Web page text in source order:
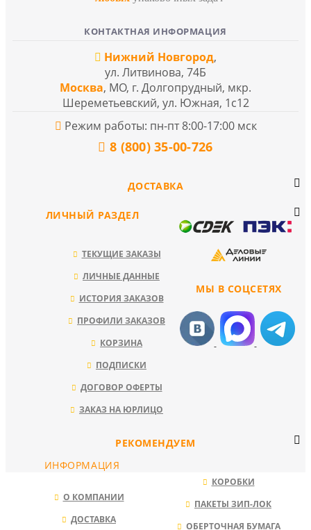
КОНТАКТНАЯ ИНФОРМАЦИЯ
Нижний Новгород,
ул. Литвинова, 74Б
Москва, МО, г. Долгопрудный, мкр.
Шереметьевский, ул. Южная, 1с12
Режим работы: пн-пт 8:00-17:00 мск
8 (800) 35-00-726
ДОСТАВКА
МЫ В СОЦСЕТЯХ
ЛИЧНЫЙ РАЗДЕЛ
ТЕКУЩИЕ ЗАКАЗЫ
ЛИЧНЫЕ ДАННЫЕ
ИСТОРИЯ ЗАКАЗОВ
ПРОФИЛИ ЗАКАЗОВ
КОРЗИНА
ПОДПИСКИ
ДОГОВОР ОФЕРТЫ
ЗАКАЗ НА ЮРЛИЦО
РЕКОМЕНДУЕМ
КОРОБКИ
ПАКЕТЫ ЗИП-ЛОК
ОБЕРТОЧНАЯ БУМАГА
ИНФОРМАЦИЯ
О КОМПАНИИ
ДОСТАВКА